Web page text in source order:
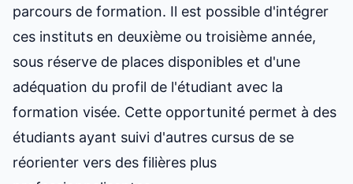
parcours de formation. Il est possible d'intégrer
ces instituts en deuxième ou troisième année,
sous réserve de places disponibles et d'une
adéquation du profil de l'étudiant avec la
formation visée. Cette opportunité permet à des
étudiants ayant suivi d'autres cursus de se
réorienter vers des filières plus